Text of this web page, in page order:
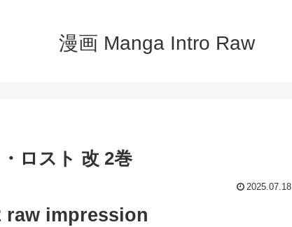
漫画 Manga Intro Raw
ロスト 改 2巻
2025.07.18
raw impression